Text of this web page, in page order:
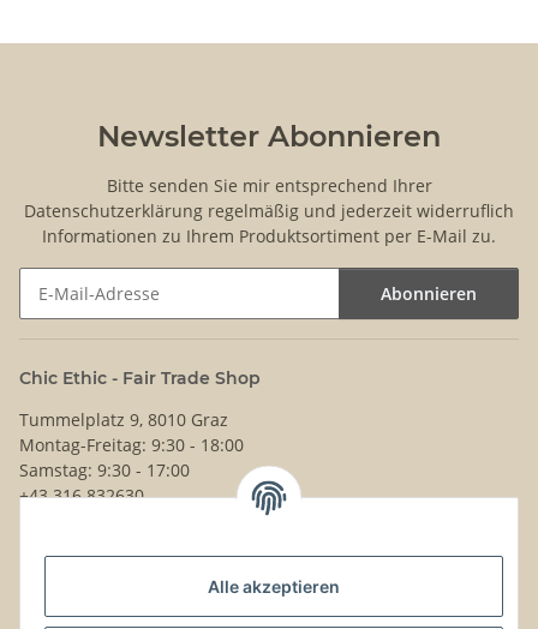
Alle akzeptieren
Newsletter Abonnieren
Bitte senden Sie mir entsprechend Ihrer
Datenschutzerklärung regelmäßig und jederzeit widerruflich
Informationen zu Ihrem Produktsortiment per E-Mail zu.
Abonnieren
Chic Ethic - Fair Trade Shop
Tummelplatz 9, 8010 Graz
Montag-Freitag: 9:30 - 18:00
Samstag: 9:30 - 17:00
+43 316 832630